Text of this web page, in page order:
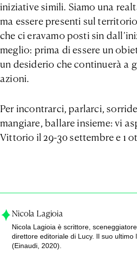
iniziative simili. Siamo una
ma essere presenti sul
che ci eravamo posti sin
meglio: prima di essere un
un desiderio che continuerà a
azioni.
Per incontrarci, parlarci,
mangiare, ballare insieme: vi
Vittorio il 29-30 settembre e 1
Nicola Lagioia
Nicola Lagioia è scrittore,
direttore editoriale di Lucy. Il suo
(Einaudi, 2020).